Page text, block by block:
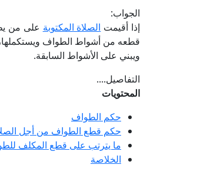
الجواب:
إذا أقيمت الصلاة المكتوبة على من
قطعه من أشواط الطواف ويستكملها،
ويبني على الأشواط السابقة.
التفاصيل....
المحتويات
حكم الطواف
حكم قطع الطواف من أجل
ما يترتب على قطع المكلف
الخلاصة